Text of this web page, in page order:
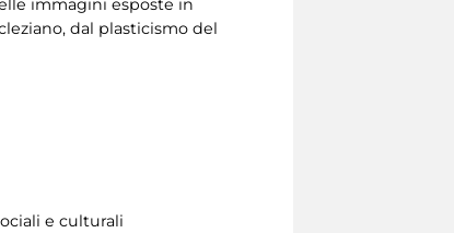
immagini esposte in
dal plasticismo del
e culturali